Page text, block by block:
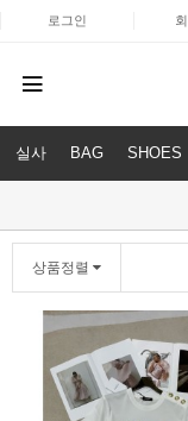
로그인
실사 BAG SHOES
상품정렬